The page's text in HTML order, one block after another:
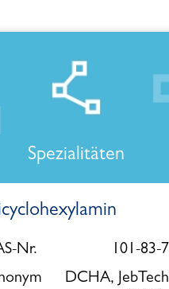
Spezialitäten
Nr.
101-83-7
DCHA, JebTech